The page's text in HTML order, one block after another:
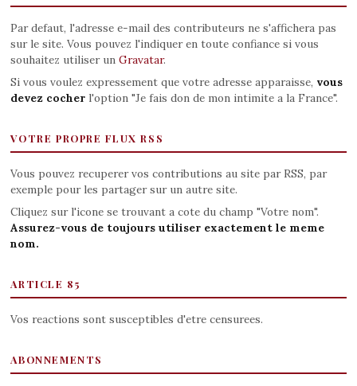
Par defaut, l'adresse e-mail des contributeurs ne s'affichera pas
sur le site. Vous pouvez l'indiquer en toute confiance si vous
souhaitez utiliser un Gravatar.
Si vous voulez expressement que votre adresse apparaisse, vous
devez cocherl'option "Je fais don de mon intimite a la France".
VOTRE PROPRE FLUX RSS
Vous pouvez recuperer vos contributions au site par RSS, par
exemple pour les partager sur un autre site.
Cliquez sur l'icone se trouvant a cote du champ "Votre nom".
Assurez-vous de toujours utiliser exactement le meme
nom.
ARTICLE 85
Vos reactions sont susceptibles d'etre censurees.
ABONNEMENTS